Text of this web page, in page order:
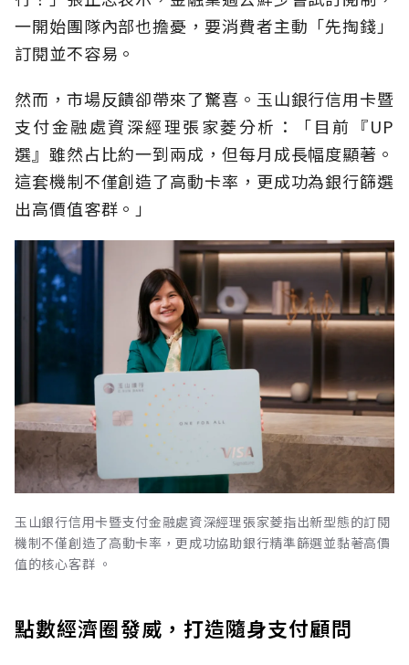
一開始團隊內部也擔憂，要消費者主動「先掏錢」
訂閱並不容易。
然而，市場反饋卻帶來了驚喜。玉山銀行信用卡暨
支付金融處資深經理張家菱分析：「目前『UP
選』雖然占比約一到兩成，但每月成長幅度顯著。
這套機制不僅創造了高動卡率，更成功為銀行篩選
出高價值客群。」
玉山銀行信用卡暨支付金融處資深經理張家菱指出新型態的訂閱
機制不僅創造了高動卡率，更成功協助銀行精準篩選並黏著高價
值的核心客群 。
點數經濟圈發威，打造隨身支付顧問